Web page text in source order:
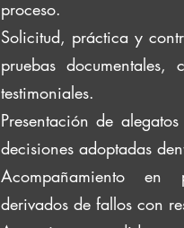
proceso.
Solicitud, práctica y
pruebas documentales,
testimoniales.
Presentación de
decisiones adoptadas
Acompañamiento
derivados de fallos con